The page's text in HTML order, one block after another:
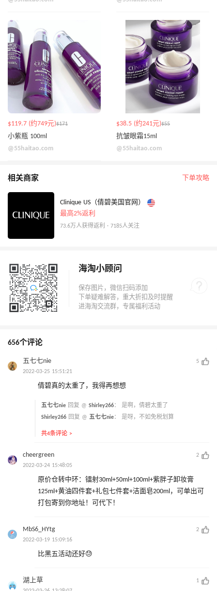
$119.7 (约749元)$171
小紫瓶 100ml
@55haitao.com
$38.5 (约241元)$55
抗皱眼霜15ml
@55haitao.com
相关商家 下单攻略
Clinique US（倩碧美国官网）
最高2%返利
73.6万人获得返利 · 7185人关注
海淘小顾问
656个评论
五七七nie
5
2022-03-25 15:51:21
倩碧真的太重了，我得再想想
五七七nie 回复 @ Shirley266： 是啊，倩碧太重了
Shirley266 回复 @ 五七七nie： 是呀，不如免税划算
共4条评论 >
cheergreen
2
2022-03-24 15:48:05
原价仓转中环：镭射30ml+50ml+100ml+紫胖子卸妆膏
125ml+黄油四件套+礼包七件套+洁面皂200ml，可单出可
打包寄到你地址！可代下！
MbS6_HYtg
2
2022-03-19 15:09:16
比黑五活动还好😓
湖上草
1